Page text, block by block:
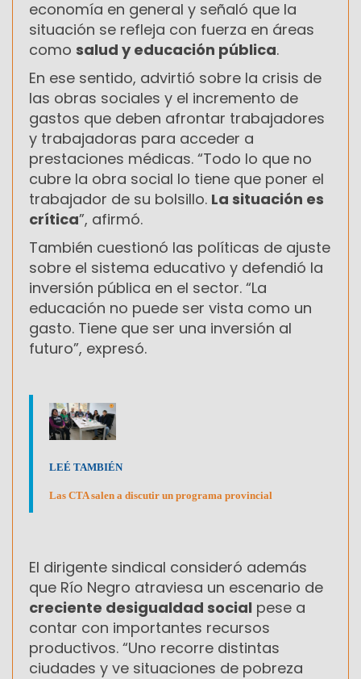
economía en general y señaló que la
situación se refleja con fuerza en áreas
como salud y educación pública.
En ese sentido, advirtió sobre la crisis de
las obras sociales y el incremento de
gastos que deben afrontar trabajadores
y trabajadoras para acceder a
prestaciones médicas. “Todo lo que no
cubre la obra social lo tiene que poner el
trabajador de su bolsillo. La situación es
crítica”, afirmó.
También cuestionó las políticas de ajuste
sobre el sistema educativo y defendió la
inversión pública en el sector. “La
educación no puede ser vista como un
gasto. Tiene que ser una inversión al
futuro”, expresó.
LEÉ TAMBIÉN
Las CTA salen a discutir un programa provincial
El dirigente sindical consideró además
que Río Negro atraviesa un escenario de
creciente desigualdad social pese a
contar con importantes recursos
productivos. “Uno recorre distintas
ciudades y ve situaciones de pobreza